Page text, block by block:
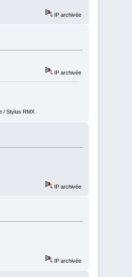
IP archivée
IP archivée
/ Stylus RMX
IP archivée
IP archivée